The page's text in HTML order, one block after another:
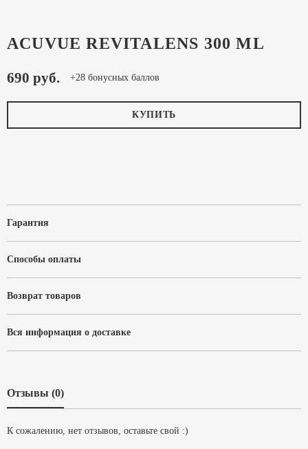
ACUVUE REVITALENS 300 ML
690 руб. +28 бонусных баллов
КУПИТЬ
Гарантия
Способы оплаты
Возврат товаров
Вся информация о доставке
Отзывы (0)
К сожалению, нет отзывов, оставьте свой :)